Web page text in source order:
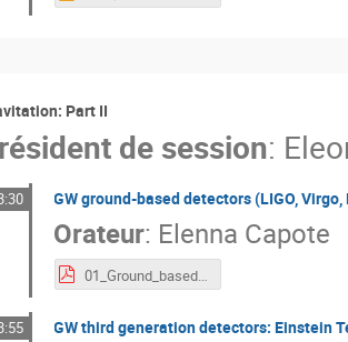
Part II
de session:
GW ground-based detectors (LIGO,
Orateur: Elenna Capote
01_Ground_based_GW_detectors.pdf
GW third generation detectors: Einstein